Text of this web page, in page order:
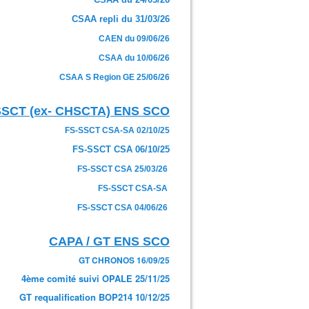
CSAA repli du 31/03/26
CAEN du 09/06/26
CSAA du 10/06/26
CSAA S Region GE 25/06/26
(ex- CHSCTA) ENS SCO
FS-SSCT CSA-SA 02/10/25
FS-SSCT CSA 06/10/25
FS-SSCT CSA 25/03/26
FS-SSCT CSA-SA
FS-SSCT CSA 04/06/26
CAPA / GT ENS SCO
GT CHRONOS 16/09/25
4ème comité suivi OPALE 25/11/25
GT requalification BOP214 10/12/25